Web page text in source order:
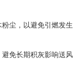
尘，以避免引燃发生
免长期积灰影响送风